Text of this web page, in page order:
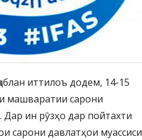
иттилоъ додем, 14-15
машваратии сарони
ин рӯзҳо дар пойтахти
сарони давлатҳои муассиси